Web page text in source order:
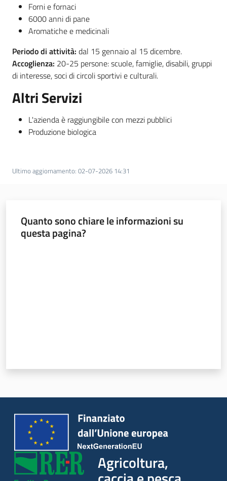
Forni e fornaci
6000 anni di pane
Aromatiche e medicinali
Periodo di attività: dal 15 gennaio al 15 dicembre.
Accoglienza: 20-25 persone: scuole, famiglie, disabili, gruppi
di interesse, soci di circoli sportivi e culturali.
Altri Servizi
L'azienda è raggiungibile con mezzi pubblici
Produzione biologica
Ultimo aggiornamento: 02-07-2026 14:31
Quanto sono chiare le informazioni su
questa pagina?
Agricoltura,